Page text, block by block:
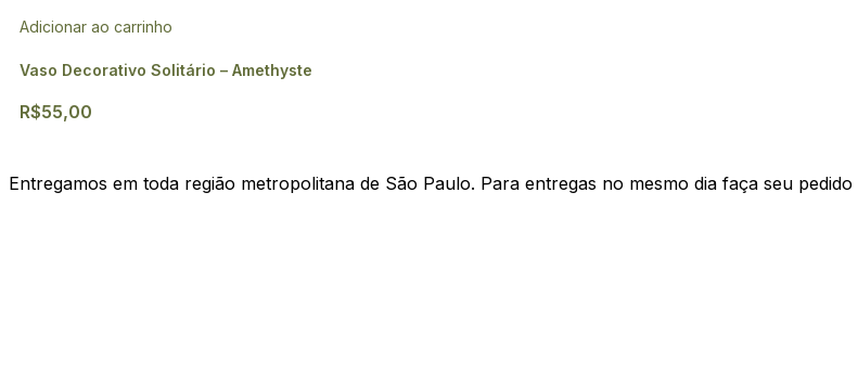
Adicionar ao carrinho
Vaso Decorativo Solitário – Amethyste
R$55,00
Entregamos em toda região metropolitana de São Paulo. Para entregas no mesmo dia faça seu pedido